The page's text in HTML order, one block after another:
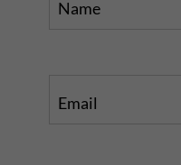
Name
Email